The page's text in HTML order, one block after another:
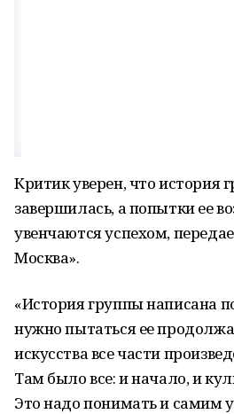
Критик уверен, что история
завершилась, а попытки ее
увенчаются успехом,
Москва».
«История группы написана
нужно пытаться ее
искусства все части
Там было все: и начало, и
Это надо понимать и самим